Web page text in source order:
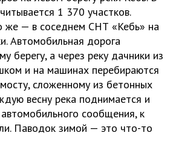
1 370 участков.
же — в соседнем СНТ «Кебь» на
Автомобильная дорога
берегу, а через реку дачники из
и на машинах перебираются
сложенному из бетонных
весну река поднимается и
сообщения, к
Паводок зимой — это что-то